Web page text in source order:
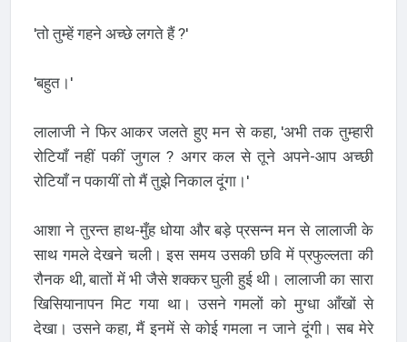
'तो तुम्हें गहने अच्छे लगते हैं ?'
'बहुत।'
लालाजी ने फिर आकर जलते हुए मन से कहा, 'अभी तक तुम्हारी
रोटियाँ नहीं पकीं जुगल ? अगर कल से तूने अपने-आप अच्छी
रोटियाँ न पकायीं तो मैं तुझे निकाल दूंगा।'
आशा ने तुरन्त हाथ-मुँह धोया और बड़े प्रसन्न मन से लालाजी के
साथ गमले देखने चली। इस समय उसकी छवि में प्रफुल्लता की
रौनक थी, बातों में भी जैसे शक्कर घुली हुई थी। लालाजी का सारा
खिसियानापन मिट गया था। उसने गमलों को मुग्धा आँखों से
देखा। उसने कहा, मैं इनमें से कोई गमला न जाने दूंगी। सब मेरे